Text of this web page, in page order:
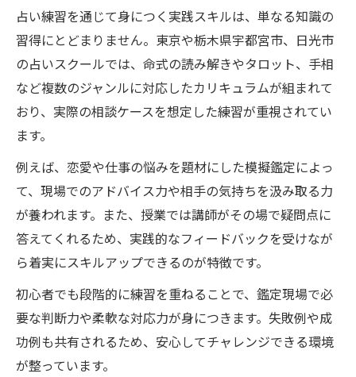
占い練習を通じて身につく実践スキルは、単なる知識の
習得にとどまりません。東京や栃木県宇都宮市、日光市
の占いスクールでは、命式の読み解きやタロット、手相
など複数のジャンルに対応したカリキュラムが組まれて
おり、実際の相談ケースを想定した練習が重視されてい
ます。
例えば、恋愛や仕事の悩みを題材にした模擬鑑定によっ
て、現場でのアドバイス力や相手の気持ちを汲み取る力
が養われます。また、授業では講師がその場で疑問点に
答えてくれるため、実践的なフィードバックを受けなが
ら着実にスキルアップできるのが特徴です。
初心者でも段階的に練習を重ねることで、鑑定現場で必
要な判断力や柔軟な対応力が身につきます。失敗例や成
功例も共有されるため、安心してチャレンジできる環境
が整っています。